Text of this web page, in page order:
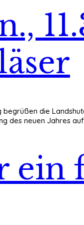
die
des neuen Jahres
ein